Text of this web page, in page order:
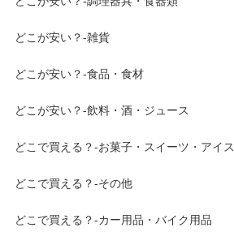
どこが安い？-雑貨
どこが安い？-食品・食材
どこが安い？-飲料・酒・ジュース
どこで買える？-お菓子・スイーツ・アイス
どこで買える？-その他
どこで買える？-カー用品・バイク用品